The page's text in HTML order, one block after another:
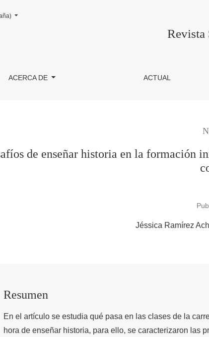
de enseñar historia en la formación inicial en Estudios
Revista
ACERCA DE ACTUAL
El actual es:
de enseñar historia en la formación
Jéssica Ramírez
Resumen
En el artículo se estudia qué pasa en las clases de la
hora de enseñar historia, para ello, se caracterizaron las